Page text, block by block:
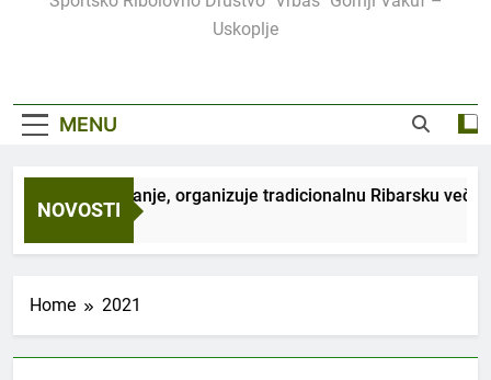
Uskoplje
MENU
NOVOSTI
i obrazovanje, organizuje tradicionalnu Ribarsku večer
Home 2021